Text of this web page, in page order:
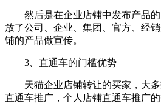
然后是在企业店铺中发布产品的
放了公司、企业、集团、官方、经
铺的产品做宣传。
3、直通车的门槛优势
天猫企业店铺转让的买家，大多
直通车推广，个人店铺直通车推广